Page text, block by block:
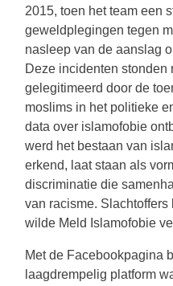
2015, toen het team een
geweldplegingen tegen
nasleep van de aanslag
Deze incidenten stonden
gelegitimeerd door de
moslims in het politieke
data over islamofobie
werd het bestaan van
erkend, laat staan als
discriminatie die
van racisme.
wilde Meld Islamofobie
Met de Facebookpagina
laagdrempelig platform